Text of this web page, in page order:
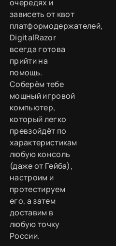
очередях и
зависеть от квот
платформодержателей,
DigitalRazor
всегда готова
прийти на
помощь.
Соберём тебе
мощный игровой
компьютер,
который легко
превзойдёт по
характеристикам
любую консоль
(даже от Гейба),
настроим и
протестируем
его, а затем
доставим в
любую точку
России.